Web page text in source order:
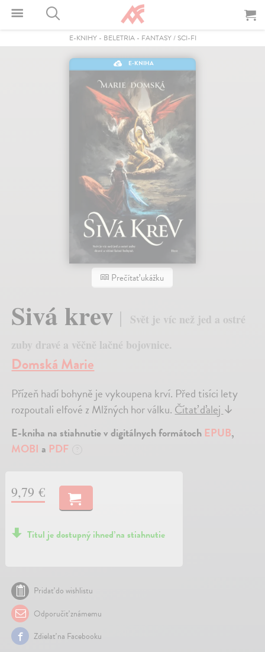
E-KNIHY- BELETRIA- FANTASY / SCI-FI
E-KNIHA
Prečítať ukážku
Sivá krev
Svět je víc než jed a ostré
zuby dravé a věčně lačné bojovnice.
Domská Marie
Přízeň hadí bohyně je vykoupena krví. Před tisíci lety
rozpoutali elfové z Mlžných hor válku.Čítať ďalej↓
E-kniha na stiahnutie v digitálnych formátoch EPUB,
MOBI a PDF
9,79 €
Titul je dostupný ihneď na stiahnutie
Pridať do wishlistu
Odporučiť známemu
Zdielať na Facebooku